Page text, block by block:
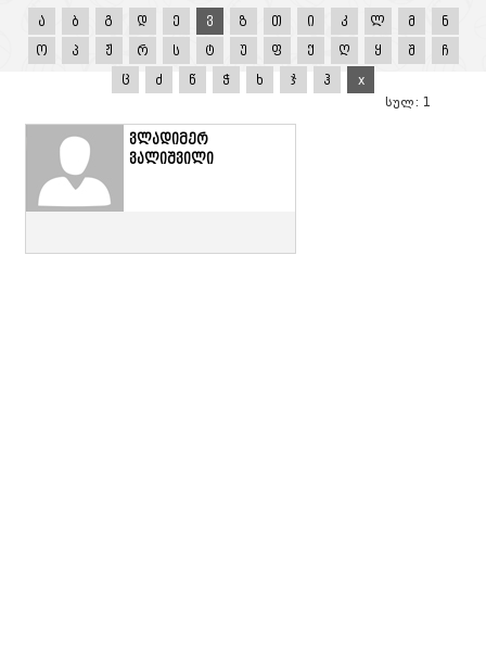
ა ბ გ დ ე ვ ზ თ ი კ ლ მ
ნ
ო
პ ჟ რ ს ტ უ ფ ქ ღ ყ შ
ჩ
ც
ძ წ ჭ ხ ჯ ჰ x
სულ: 1
ვლადიმერ
ვალიშვილი